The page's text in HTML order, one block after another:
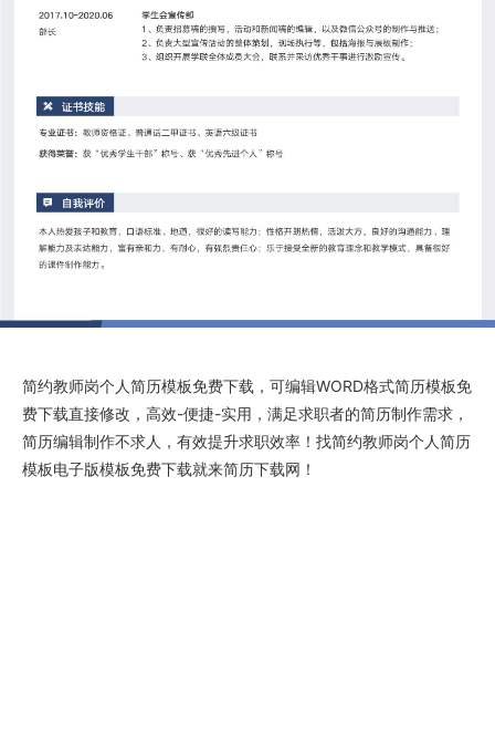
简约教师岗个人简历模板免费下载 ，可编辑WORD格式简历模板免
费下载直接修改，高效-便捷-实用，满足求职者的简历制作需求，
简历编辑制作不求人，有效提升求职效率！找简约教师岗个人简历
模板电子版模板免费下载就来简历下载网 ！